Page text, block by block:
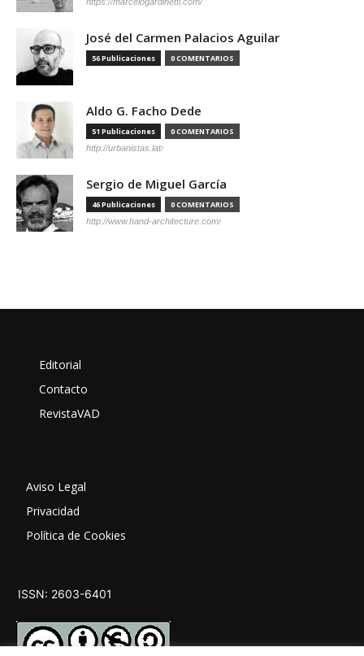
José del Carmen Palacios Aguilar
56 Publicaciones 0 COMENTARIOS
Aldo G. Facho Dede
51 Publicaciones 0 COMENTARIOS
http://urbanistas.lat/
Sergio de Miguel García
46 Publicaciones 0 COMENTARIOS
http://www.hand-architecture.com/
Editorial
Contacto
RevistaVAD
Aviso Legal
Privacidad
Política de Cookies
ISSN: 2603-6401